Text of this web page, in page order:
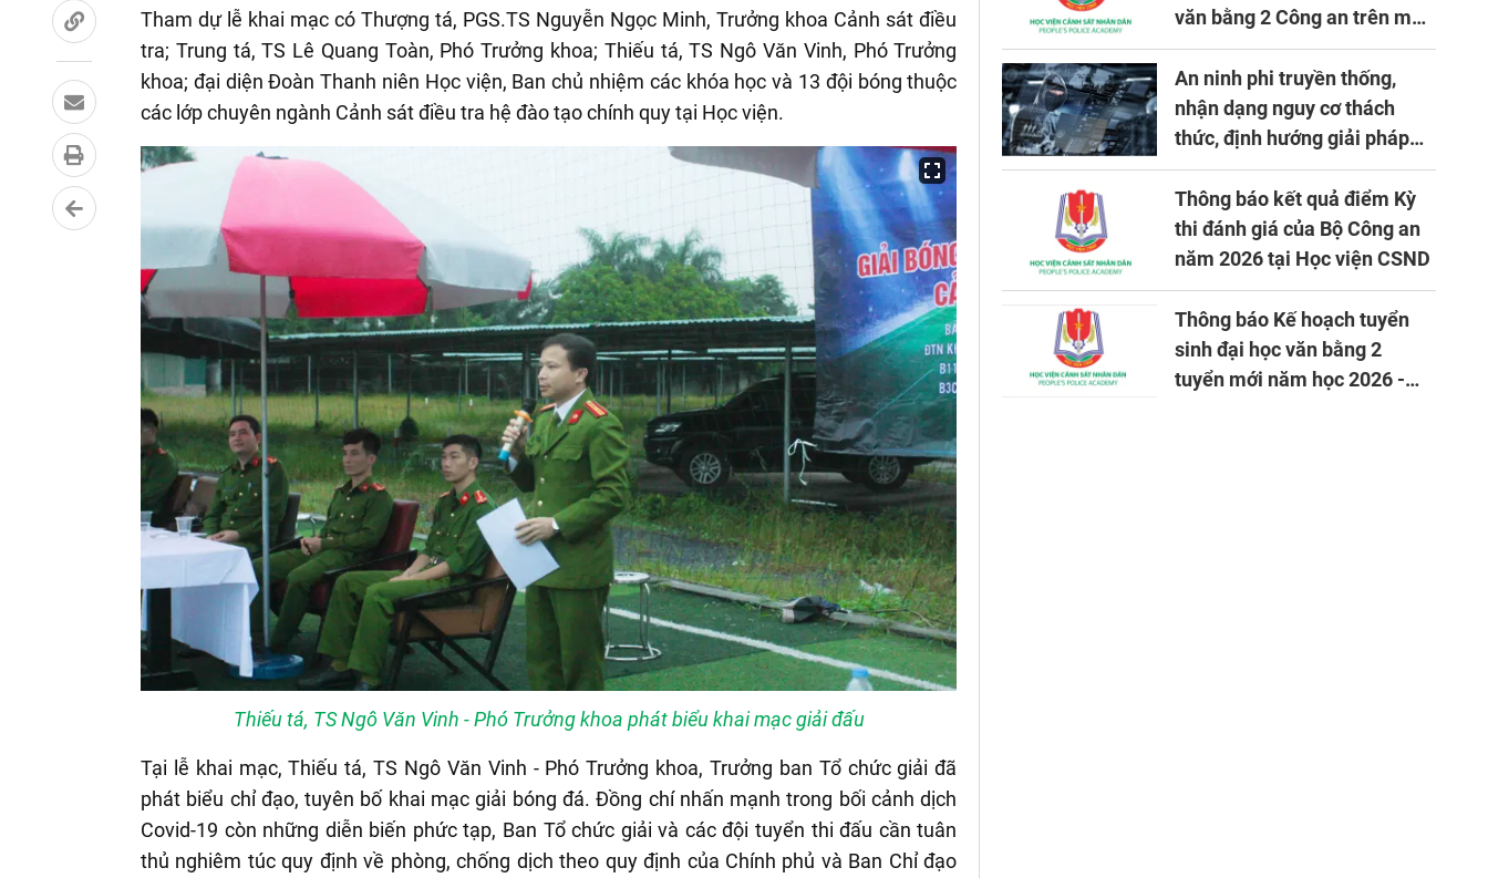
Tham dự lễ khai mạc có Thượng tá, PGS.TS Nguyễn Ngọc Minh, Trưởng khoa Cảnh sát điều
tra; Trung tá, TS Lê Quang Toàn, Phó Trưởng khoa; Thiếu tá, TS Ngô Văn Vinh, Phó Trưởng
khoa; đại diện Đoàn Thanh niên Học viện, Ban chủ nhiệm các khóa học và 13 đội bóng thuộc
các lớp chuyên ngành Cảnh sát điều tra hệ đào tạo chính quy tại Học viện.
Thiếu tá, TS Ngô Văn Vinh - Phó Trưởng khoa phát biểu khai mạc giải đấu
Tại lễ khai mạc, Thiếu tá, TS Ngô Văn Vinh - Phó Trưởng khoa, Trưởng ban Tổ chức giải đã
phát biểu chỉ đạo, tuyên bố khai mạc giải bóng đá. Đồng chí nhấn mạnh trong bối cảnh dịch
Covid-19 còn những diễn biến phức tạp, Ban Tổ chức giải và các đội tuyển thi đấu cần tuân
thủ nghiêm túc quy định về phòng, chống dịch theo quy định của Chính phủ và Ban Chỉ đạo
văn bằng 2 Công an trên máy
tính
An ninh phi truyền thống,
nhận dạng nguy cơ thách
thức, định hướng giải pháp
đảm bảo an ninh quốc gia
trong tình hình hiện nay
Thông báo kết quả điểm Kỳ
thi đánh giá của Bộ Công an
năm 2026 tại Học viện CSND
Thông báo Kế hoạch tuyển
sinh đại học văn bằng 2
tuyển mới năm học 2026 -